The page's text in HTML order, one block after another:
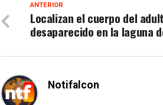
ANTERIOR
Localizan el cuerpo del
desaparecido en la laguna
Notifalcon